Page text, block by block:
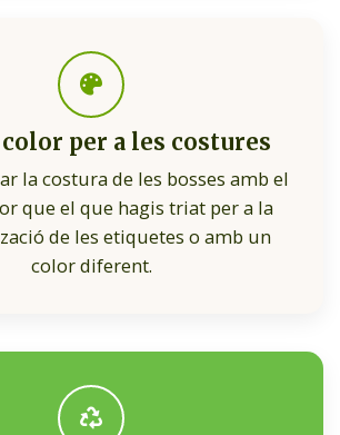
per a les costures
la costura de les bosses amb el
que el que hagis triat per a la
de les etiquetes o amb un
color diferent.